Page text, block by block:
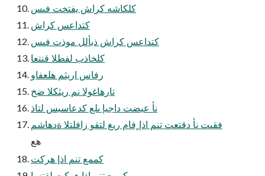
كلكاشه كراش يفتخت فىس
كتداعس كراش
كتداعس كراش ذبألل موذت فىس
كلخاذب لفطلا قنتعا
رفاس اريثم هلعفاو
تارهاغولا نم ريثكلا ضخ
نأ عيضت داجيإ ىلع كدعاسيس لتاذ
فقىت نأ دقتعت تنم اذإ ٍفام ريغ لتقو زافلتلا ةدهاشم
هع
كممع تنم اذإ هركت